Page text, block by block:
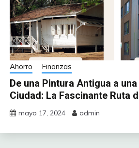
Ahorro Finanzas
De una Pintura Antigua a
Ciudad: La Fascinante Ruta
mayo 17, 2024 admin